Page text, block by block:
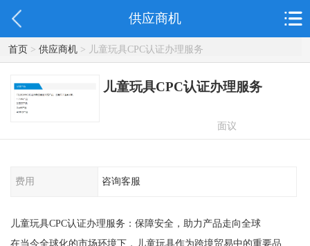
供应商机
首页> 供应商机> 儿童玩具CPC认证办理服务
儿童玩具CPC认证办理服务
面议
费用 咨询客服
儿童玩具CPC认证办理服务：保障安全，助力产品走向全球
在当今全球化的市场环境下，儿童玩具作为跨境贸易中的重要品